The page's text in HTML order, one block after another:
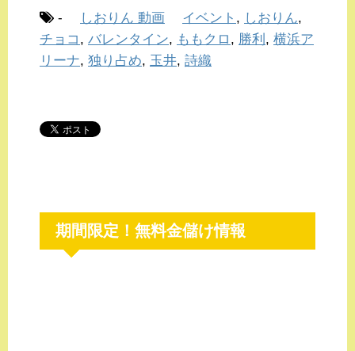
- しおりん 動画 イベント , しおりん,
チョコ , バレンタイン, ももクロ , 勝利 , 横浜ア
リーナ, 独り占め, 玉井, 詩織
期間限定！無料金儲け情報